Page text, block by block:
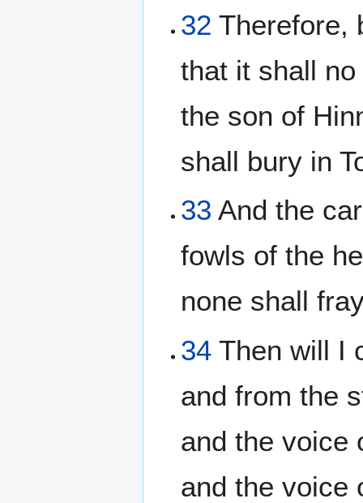
32 Therefore,
that it shall
the son of
shall bury in
33 And the
fowls of the
none shall
34 Then will I
and from the
and the voice
and the voice